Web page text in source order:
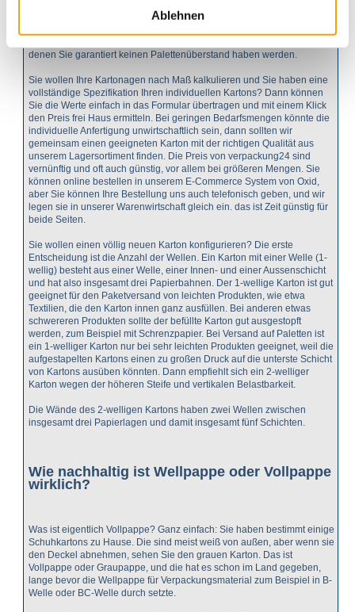
Ablehnen
des Kartons gilt, vermeiden Sie Palettenüberstand und senken somit
denen Sie garantiert keinen Palettenüberstand haben werden.
Sie wollen Ihre Kartonagen nach Maß kalkulieren und Sie haben eine
vollständige Spezifikation Ihren individuellen Kartons? Dann können
Sie die Werte einfach in das Formular übertragen und mit einem Klick
den Preis frei Haus ermitteln. Bei geringen Bedarfsmengen könnte die
individuelle Anfertigung unwirtschaftlich sein, dann sollten wir
gemeinsam einen geeigneten Karton mit der richtigen Qualität aus
unserem Lagersortiment finden. Die Preis von verpackung24 sind
vernünftig und oft auch günstig, vor allem bei größeren Mengen. Sie
können online bestellen in unserem E-Commerce System von Oxid,
aber Sie können Ihre Bestellung uns auch telefonisch geben, und wir
legen sie in unserer Warenwirtschaft gleich ein. das ist Zeit günstig für
beide Seiten.
Sie wollen einen völlig neuen Karton konfigurieren? Die erste
Entscheidung ist die Anzahl der Wellen. Ein Karton mit einer Welle (1-
wellig) besteht aus einer Welle, einer Innen- und einer Aussenschicht
und hat also insgesamt drei Papierbahnen. Der 1-wellige Karton ist gut
geeignet für den Paketversand von leichten Produkten, wie etwa
Textilien, die den Karton innen ganz ausfüllen. Bei anderen etwas
schwereren Produkten sollte der befüllte Karton gut ausgestopft
werden, zum Beispiel mit Schrenzpapier. Bei Versand auf Paletten ist
ein 1-welliger Karton nur bei sehr leichten Produkten geeignet, weil die
aufgestapelten Kartons einen zu großen Druck auf die unterste Schicht
von Kartons ausüben könnten. Dann empfiehlt sich ein 2-welliger
Karton wegen der höheren Steife und vertikalen Belastbarkeit.
Die Wände des 2-welligen Kartons haben zwei Wellen zwischen
insgesamt drei Papierlagen und damit insgesamt fünf Schichten.
Wie nachhaltig ist Wellpappe oder Vollpappe
wirklich?
Was ist eigentlich Vollpappe? Ganz einfach: Sie haben bestimmt einige
Schuhkartons zu Hause. Die sind meist weiß von außen, aber wenn sie
den Deckel abnehmen, sehen Sie den grauen Karton. Das ist
Vollpappe oder Graupappe, und die hat es schon im Land gegeben,
lange bevor die Wellpappe für Verpackungsmaterial zum Beispiel in B-
Welle oder BC-Welle durch setzte.